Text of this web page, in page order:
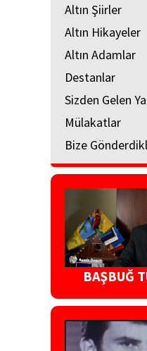
Altın Şiirler
Altın Hikayeler
Altın Adamlar
Destanlar
Sizden Gelen
Mülakatlar
Bize
BAŞBUĞ